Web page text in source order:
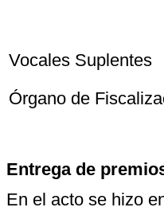
Vocales Suplentes
Órgano de
Entrega de
En el acto se hizo